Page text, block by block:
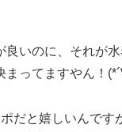
良いのに、それが
まってますやん！
だと嬉しいんです